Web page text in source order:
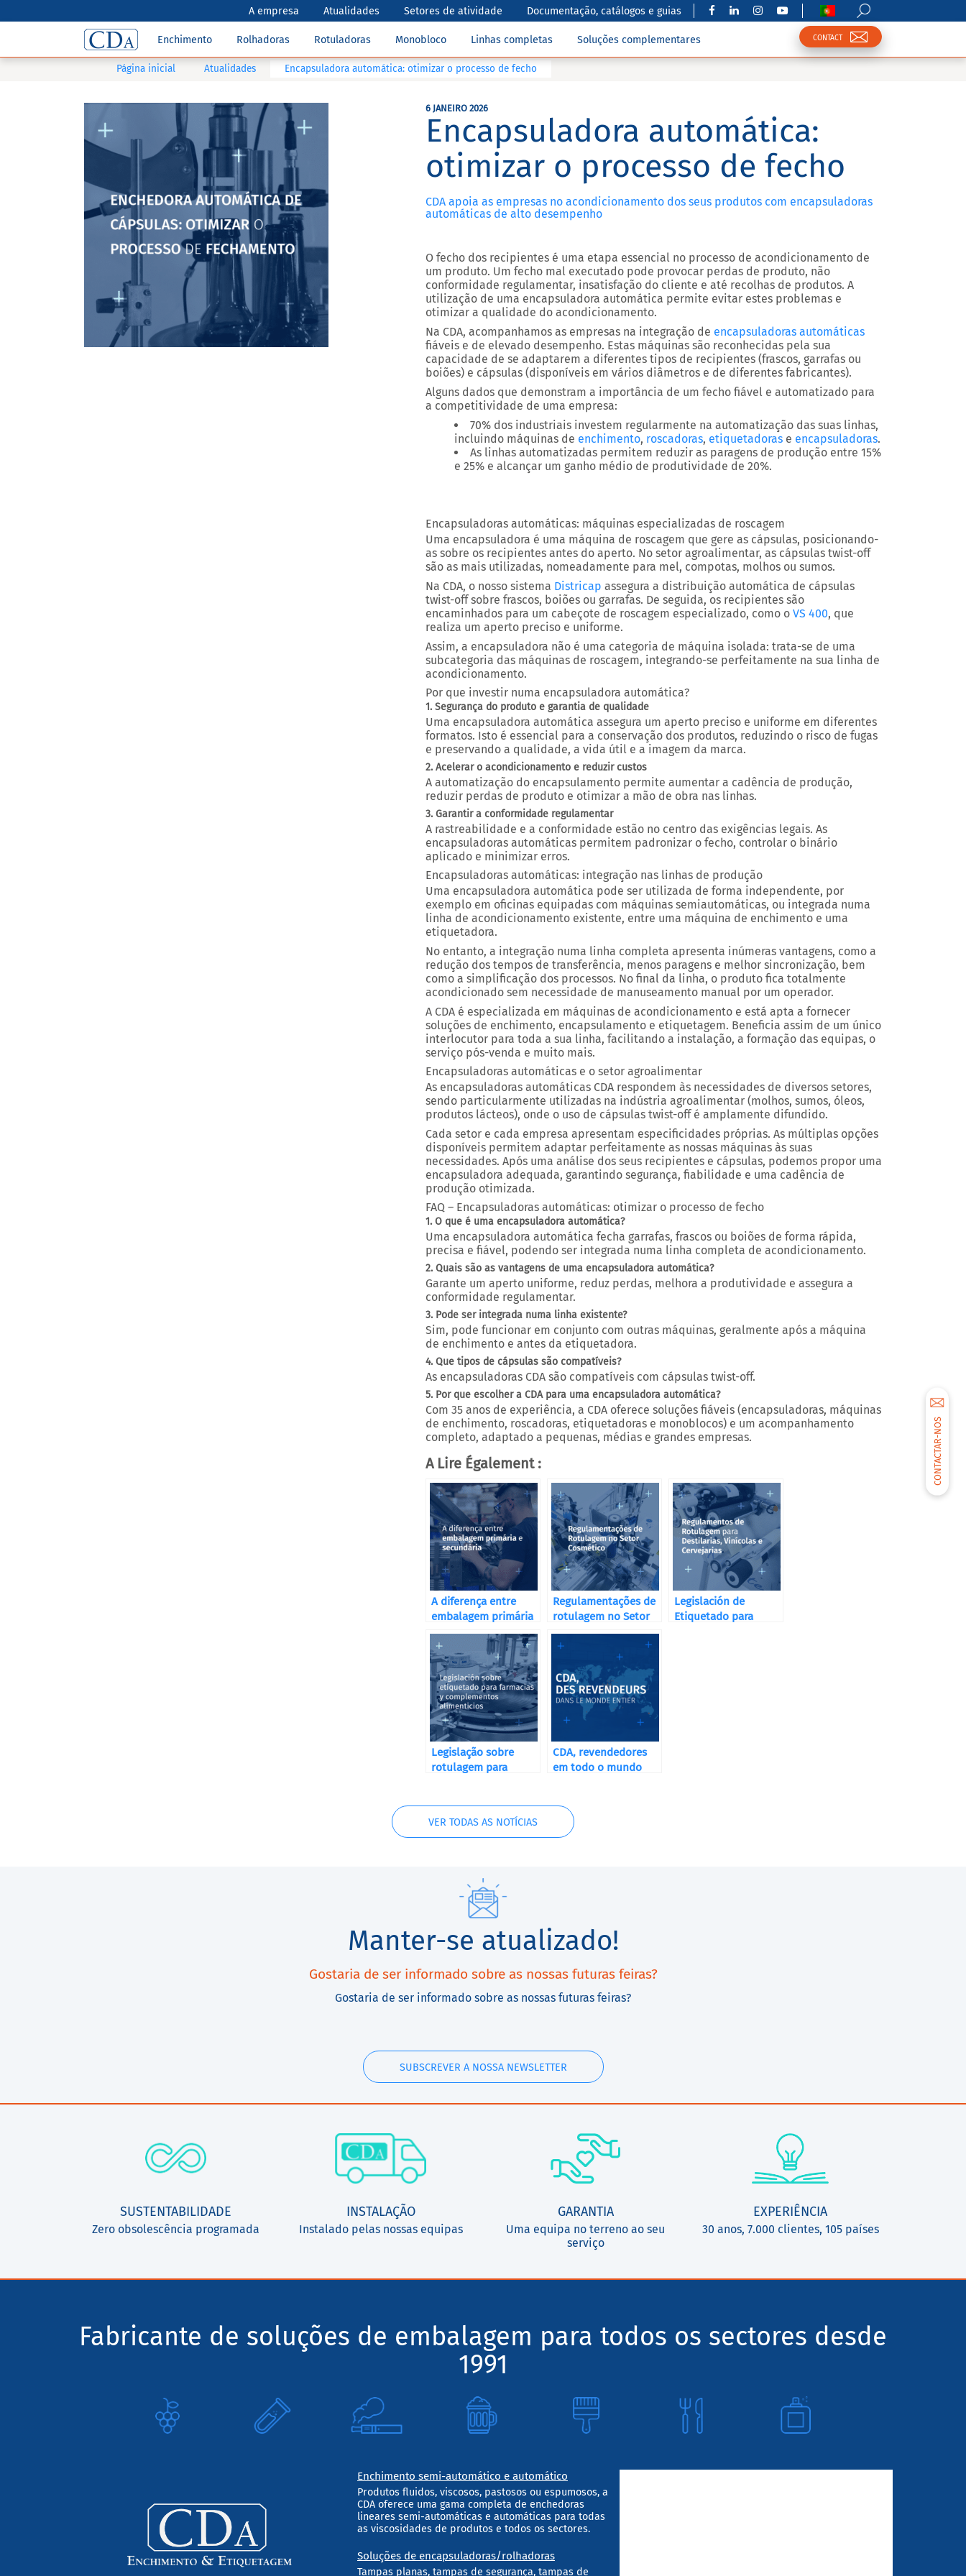
A empresa Atualidades Setores de atividade Documentação, catálogos e guias
Enchimento Rolhadoras Rotuladoras Monobloco Linhas completas Soluções complementares CONTACT
CONTACTAR-NOS
Página inicial Atualidades Encapsuladora automática: otimizar o processo de fecho
6 JANEIRO 2026
Encapsuladora automática:
otimizar o processo de fecho
CDA apoia as empresas no acondicionamento dos seus produtos com encapsuladoras
automáticas de alto desempenho
O fecho dos recipientes é uma etapa essencial no processo de acondicionamento de
um produto. Um fecho mal executado pode provocar perdas de produto, não
conformidade regulamentar, insatisfação do cliente e até recolhas de produtos. A
utilização de uma encapsuladora automática permite evitar estes problemas e
otimizar a qualidade do acondicionamento.
Na CDA, acompanhamos as empresas na integração de encapsuladoras automáticas
fiáveis e de elevado desempenho. Estas máquinas são reconhecidas pela sua
capacidade de se adaptarem a diferentes tipos de recipientes (frascos, garrafas ou
boiões) e cápsulas (disponíveis em vários diâmetros e de diferentes fabricantes).
Alguns dados que demonstram a importância de um fecho fiável e automatizado para
a competitividade de uma empresa:
70% dos industriais investem regularmente na automatização das suas linhas,
incluindo máquinas de enchimento, roscadoras, etiquetadoras e encapsuladoras.
As linhas automatizadas permitem reduzir as paragens de produção entre 15%
e 25% e alcançar um ganho médio de produtividade de 20%.
Encapsuladoras automáticas: máquinas especializadas de roscagem
Uma encapsuladora é uma máquina de roscagem que gere as cápsulas, posicionando-
as sobre os recipientes antes do aperto. No setor agroalimentar, as cápsulas twist-off
são as mais utilizadas, nomeadamente para mel, compotas, molhos ou sumos.
Na CDA, o nosso sistema Districap assegura a distribuição automática de cápsulas
twist-off sobre frascos, boiões ou garrafas. De seguida, os recipientes são
encaminhados para um cabeçote de roscagem especializado, como o VS 400, que
realiza um aperto preciso e uniforme.
Assim, a encapsuladora não é uma categoria de máquina isolada: trata-se de uma
subcategoria das máquinas de roscagem, integrando-se perfeitamente na sua linha de
acondicionamento.
Por que investir numa encapsuladora automática?
1. Segurança do produto e garantia de qualidade
Uma encapsuladora automática assegura um aperto preciso e uniforme em diferentes
formatos. Isto é essencial para a conservação dos produtos, reduzindo o risco de fugas
e preservando a qualidade, a vida útil e a imagem da marca.
2. Acelerar o acondicionamento e reduzir custos
A automatização do encapsulamento permite aumentar a cadência de produção,
reduzir perdas de produto e otimizar a mão de obra nas linhas.
3. Garantir a conformidade regulamentar
A rastreabilidade e a conformidade estão no centro das exigências legais. As
encapsuladoras automáticas permitem padronizar o fecho, controlar o binário
aplicado e minimizar erros.
Encapsuladoras automáticas: integração nas linhas de produção
Uma encapsuladora automática pode ser utilizada de forma independente, por
exemplo em oficinas equipadas com máquinas semiautomáticas, ou integrada numa
linha de acondicionamento existente, entre uma máquina de enchimento e uma
etiquetadora.
No entanto, a integração numa linha completa apresenta inúmeras vantagens, como a
redução dos tempos de transferência, menos paragens e melhor sincronização, bem
como a simplificação dos processos. No final da linha, o produto fica totalmente
acondicionado sem necessidade de manuseamento manual por um operador.
A CDA é especializada em máquinas de acondicionamento e está apta a fornecer
soluções de enchimento, encapsulamento e etiquetagem. Beneficia assim de um único
interlocutor para toda a sua linha, facilitando a instalação, a formação das equipas, o
serviço pós-venda e muito mais.
Encapsuladoras automáticas e o setor agroalimentar
As encapsuladoras automáticas CDA respondem às necessidades de diversos setores,
sendo particularmente utilizadas na indústria agroalimentar (molhos, sumos, óleos,
produtos lácteos), onde o uso de cápsulas twist-off é amplamente difundido.
Cada setor e cada empresa apresentam especificidades próprias. As múltiplas opções
disponíveis permitem adaptar perfeitamente as nossas máquinas às suas
necessidades. Após uma análise dos seus recipientes e cápsulas, podemos propor uma
encapsuladora adequada, garantindo segurança, fiabilidade e uma cadência de
produção otimizada.
FAQ – Encapsuladoras automáticas: otimizar o processo de fecho
1. O que é uma encapsuladora automática?
Uma encapsuladora automática fecha garrafas, frascos ou boiões de forma rápida,
precisa e fiável, podendo ser integrada numa linha completa de acondicionamento.
2. Quais são as vantagens de uma encapsuladora automática?
Garante um aperto uniforme, reduz perdas, melhora a produtividade e assegura a
conformidade regulamentar.
3. Pode ser integrada numa linha existente?
Sim, pode funcionar em conjunto com outras máquinas, geralmente após a máquina
de enchimento e antes da etiquetadora.
4. Que tipos de cápsulas são compatíveis?
As encapsuladoras CDA são compatíveis com cápsulas twist-off.
5. Por que escolher a CDA para uma encapsuladora automática?
Com 35 anos de experiência, a CDA oferece soluções fiáveis (encapsuladoras, máquinas
de enchimento, roscadoras, etiquetadoras e monoblocos) e um acompanhamento
completo, adaptado a pequenas, médias e grandes empresas.
A Lire Également :
A diferença entre
embalagem primária
e secundária
Regulamentações de
rotulagem no Setor
Cosmético
Legislación de
Etiquetado para
Legislação sobre
rotulagem para
CDA, revendedores
em todo o mundo
VER TODAS AS NOTÍCIAS
Manter-se atualizado!
Gostaria de ser informado sobre as nossas futuras feiras?
Gostaria de ser informado sobre as nossas futuras feiras?
SUBSCREVER A NOSSA NEWSLETTER
SUSTENTABILIDADE
Zero obsolescência programada
INSTALAÇÃO
Instalado pelas nossas equipas
GARANTIA
Uma equipa no terreno ao seu
serviço
EXPERIÊNCIA
30 anos, 7.000 clientes, 105 países
Fabricante de soluções de embalagem para todos os sectores desde
1991
Enchimento semi-automático e automático
Produtos fluidos, viscosos, pastosos ou espumosos, a
CDA oferece uma gama completa de enchedoras
lineares semi-automáticas e automáticas para todas
as viscosidades de produtos e todos os sectores.
Soluções de encapsuladoras/rolhadoras
Tampas planas, tampas de segurança, tampas de